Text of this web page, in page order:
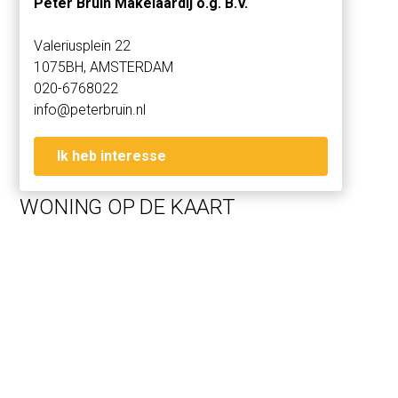
The property is situated in a residential area near the
elegant shopping street P.C. Hooftstraat, with designer
boutiques, can be found within walking distance.
Plenty of shops, trendy bars and restaurants, as well as
top-of-the-range museums and the historical canal
Excellent public transport connections near the house.
The A-10 highway west can be reached within several
minutes by car via the Overtoom.
Valeriusplein 22
1075BH, AMSTERDAM
020-6768022
info@peterbruin.nl
Ik heb interesse
WONING OP DE KAART